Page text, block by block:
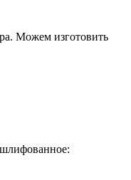
Можем изготовить